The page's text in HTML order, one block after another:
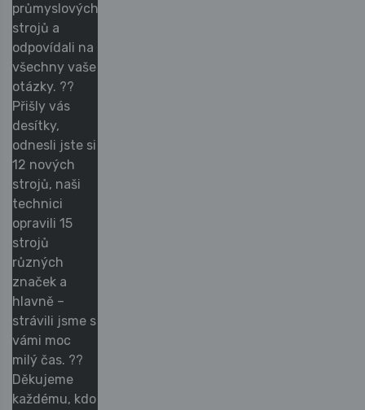
průmyslových
strojů a
odpovídali na
všechny vaše
otázky. ??
Přišly vás
desítky,
odnesli jste si
12 nových
strojů, naši
technici
opravili 15
strojů
různých
značek a
hlavně –
strávili jsme s
vámi moc
milý čas. ??
Děkujeme
každému, kdo